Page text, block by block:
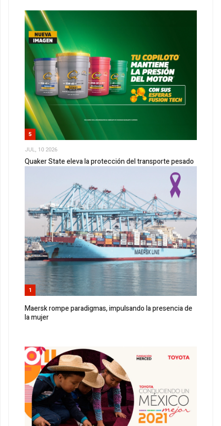
5
JUL, 10 2026
Quaker State eleva la protección del transporte pesado
1
Maersk rompe paradigmas, impulsando la presencia de
la mujer